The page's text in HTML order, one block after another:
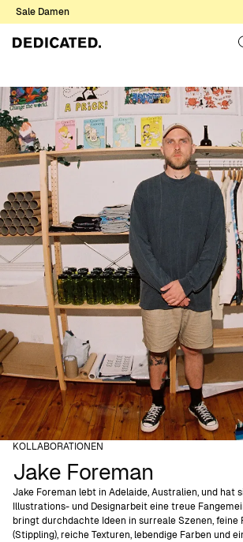
Sale Damen
KOLLABORATIONEN
Jake Foreman
Jake Foreman lebt in Adelaide, Australien, und hat
Illustrations- und Designarbeit eine treue
bringt durchdachte Ideen in surreale Szenen, feine
(Stippling), reiche Texturen, lebendige Farben und